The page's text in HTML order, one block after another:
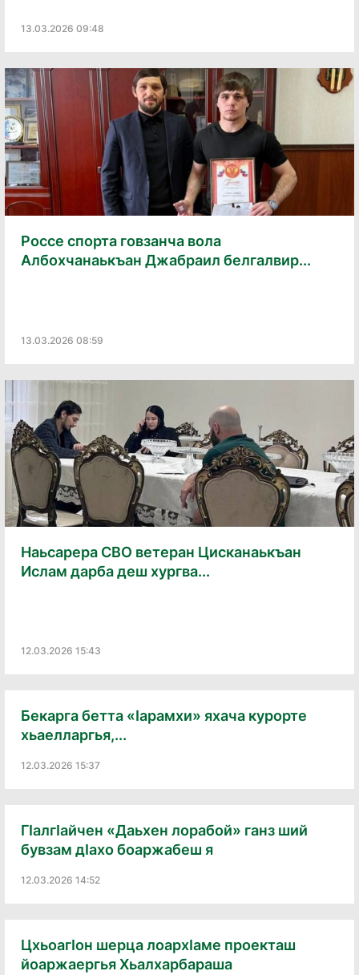
13.03.2026 09:48
Россе спорта говзанча вола
Албохчанаькъан Джабраил белгалвир...
13.03.2026 08:59
Наьсарера СВО ветеран Цисканаькъан
Ислам дарба деш хургва...
12.03.2026 15:43
Бекарга бетта «Ӏарамхи» яхача курорте
хьаелларгья,...
12.03.2026 15:37
Гӏалгӏайчен «Даьхен лорабой» ганз ший
бувзам дӏахо боаржабеш я
12.03.2026 14:52
Цхьоагӏон шерца лоархӏаме проекташ
йоаржаергья Хьалхарбараша